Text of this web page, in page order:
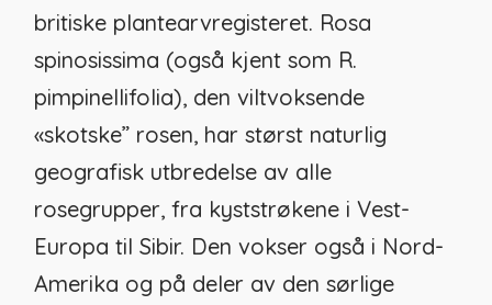
britiske plantearvregisteret. Rosa
spinosissima (også kjent som R.
pimpinellifolia), den viltvoksende
«skotske” rosen, har størst naturlig
geografisk utbredelse av alle
rosegrupper, fra kyststrøkene i Vest-
Europa til Sibir. Den vokser også i Nord-
Amerika og på deler av den sørlige